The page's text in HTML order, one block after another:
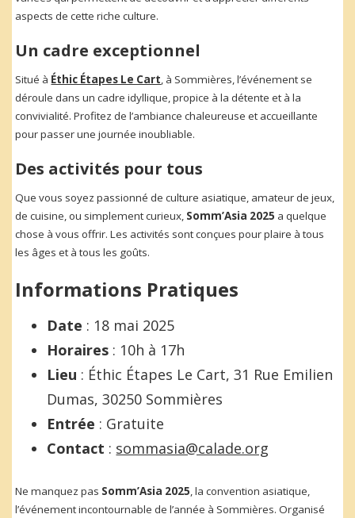
aspects de cette riche culture.
Un cadre exceptionnel
Situé à Éthic Étapes Le Cart, à Sommières, l’événement se
déroule dans un cadre idyllique, propice à la détente et à la
convivialité. Profitez de l’ambiance chaleureuse et accueillante
pour passer une journée inoubliable.
Des activités pour tous
Que vous soyez passionné de culture asiatique, amateur de jeux,
de cuisine, ou simplement curieux, Somm’Asia 2025 a quelque
chose à vous offrir. Les activités sont conçues pour plaire à tous
les âges et à tous les goûts.
Informations Pratiques
Date : 18 mai 2025
Horaires : 10h à 17h
Lieu : Éthic Étapes Le Cart, 31 Rue Emilien
Dumas, 30250 Sommières
Entrée : Gratuite
Contact : sommasia@calade.org
Ne manquez pas Somm’Asia 2025, la convention asiatique,
l’événement incontournable de l’année à Sommières. Organisé